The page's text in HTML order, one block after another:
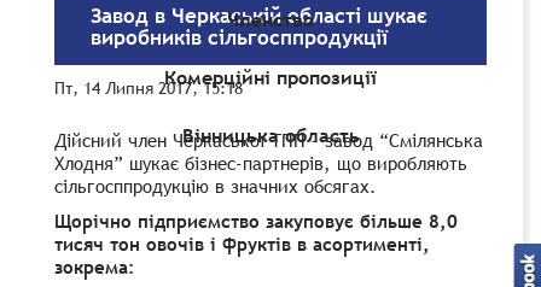
Членство
Комерційні пропозиції
Вінницька область
Завод в Черкаській області шукає
виробників сільгосппродукції
Пт, 14 Липня 2017, 15:18
Дійсний член Черкаської ТПП – завод “Смілянська
Хлодня” шукає бізнес-партнерів, що виробляють
сільгосппродукцію в значних обсягах.
Щорічно підприємство закуповує більше 8,0
тисяч тон овочів і фруктів в асортименті,
зокрема: